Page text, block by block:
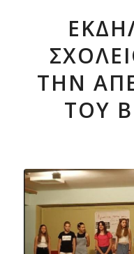
ΤΗΝ
ΤΟΥ